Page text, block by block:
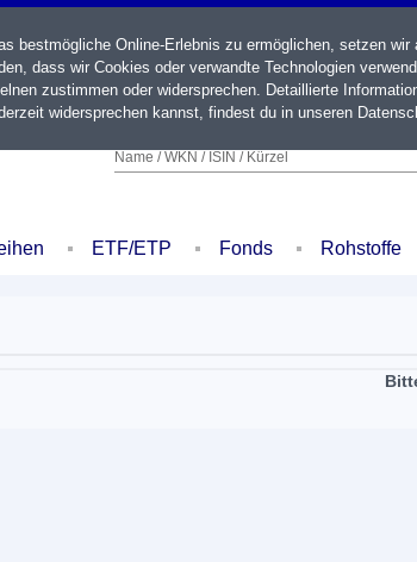
Name / WKN / ISIN / Kürzel
ETF/ETP Fonds Rohstoffe
bestmögliche Online-Erlebnis zu ermöglichen, setzen
dass wir Cookies oder verwandte Technologien
zustimmen oder widersprechen. Detaillierte
widersprechen kannst, findest du in unseren